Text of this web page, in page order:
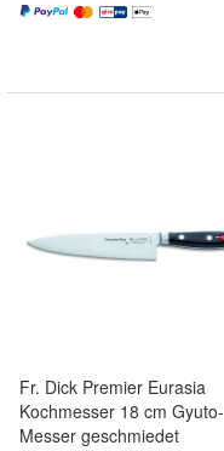
Fr. Dick Premier Eurasia
Kochmesser 18 cm Gyuto-
Messer geschmiedet